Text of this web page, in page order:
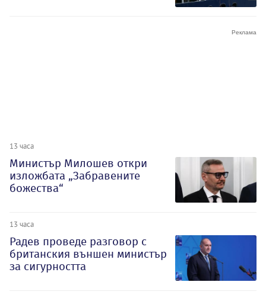
13 часа
Министър Милошев откри
изложбата „Забравените
божества“
13 часа
Радев проведе разговор с
британския външен министър
за сигурността